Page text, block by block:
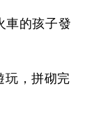
車的孩子發
玩，拼砌完